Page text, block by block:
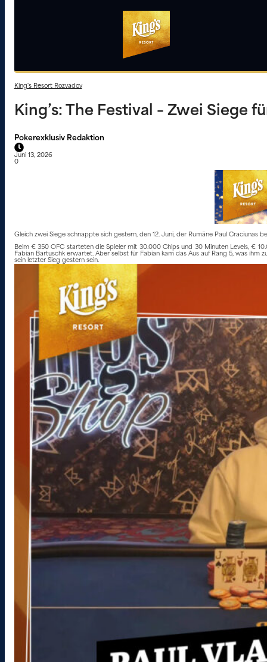
King's Resort Rozvadov
King’s: The Festival – Zwei Siege
Pokerexklusiv Redaktion
Juni 13, 2026
0
Gleich zwei Siege schnappte sich gestern, den 12. Juni, der Rumäne Paul Craciunas
Beim € 350 OFC starteten die Spieler mit 30.000 Chips und 30 Minuten Levels, €
Fabian Bartuschk erwartet. Aber selbst für Fabian kam das Aus auf Rang 5, was ihm
sein letzter Sieg gestern sein.